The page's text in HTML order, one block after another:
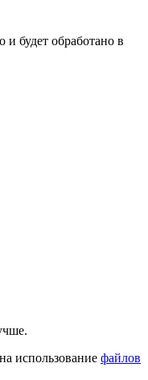
будет обработано в
использование файлов